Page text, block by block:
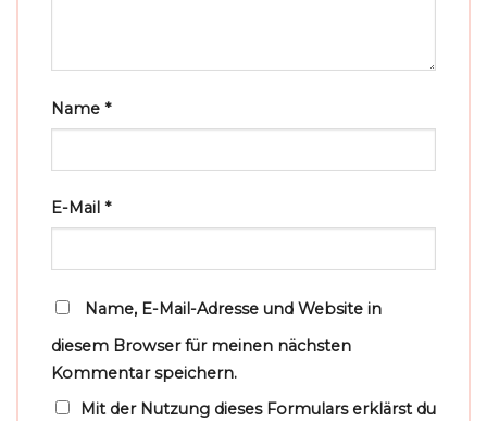
Name *
E-Mail *
Name, E-Mail-Adresse und Website in
diesem Browser für meinen nächsten
Kommentar speichern.
Mit der Nutzung dieses Formulars erklärst du